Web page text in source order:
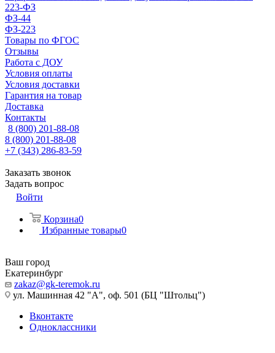
223-ФЗ
ФЗ-44
ФЗ-223
Товары по ФГОС
Отзывы
Работа с ДОУ
Условия оплаты
Условия доставки
Гарантия на товар
Доставка
Контакты
8 (800) 201-88-08
8 (800) 201-88-08
+7 (343) 286-83-59
Заказать звонок
Задать вопрос
Войти
Корзина0
Избранные товары0
Ваш город
Екатеринбург
zakaz@gk-teremok.ru
ул. Машинная 42 "А", оф. 501 (БЦ "Штольц")
Вконтакте
Одноклассники